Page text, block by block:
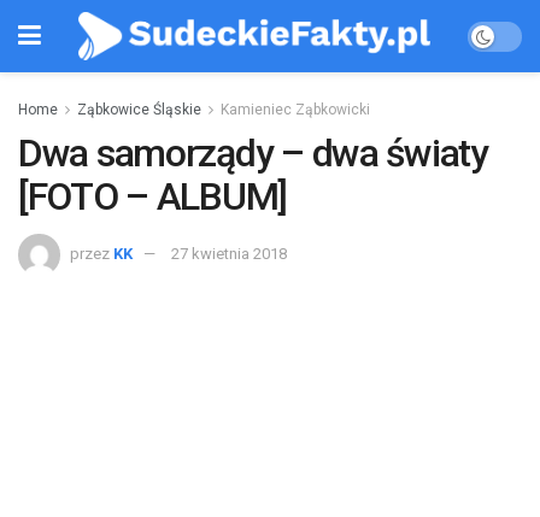
Home Ząbkowice Śląskie Kamieniec Ząbkowicki
Dwa samorządy – dwa światy
[FOTO – ALBUM]
przez KK 27 kwietnia 2018